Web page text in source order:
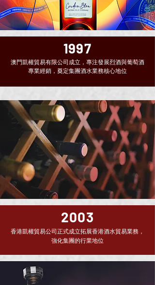
1997
澳門凱權貿易有限公司成立，專注發展烈酒與葡萄酒
專業經銷，奠定集團酒水業務核心地位
2003
香港凱權貿易公司正式成立拓展香港酒水貿易業務，
強化集團的行業地位